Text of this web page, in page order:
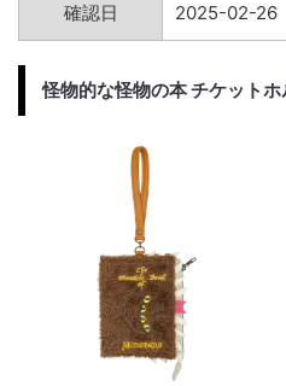
確認日 2025-02-26
怪物的な怪物の本 チケット